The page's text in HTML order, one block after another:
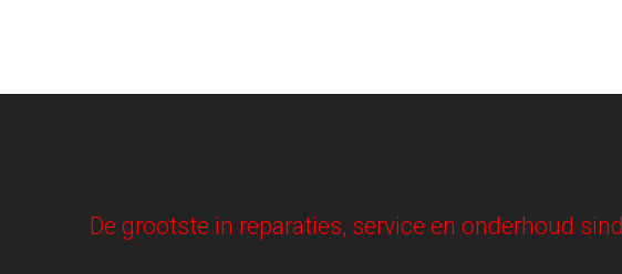
De grootste in reparaties, service en onderhoud